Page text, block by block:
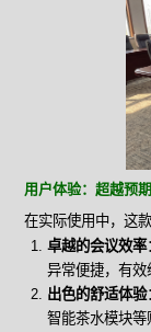
用户体验：超越预
在实际使用中，这
卓越的会议效率
异常便捷，有效
出色的舒适体验
智能茶水模块等